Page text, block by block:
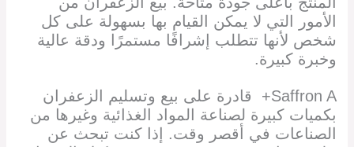
الأمور التي لا يمكن القيام بها بسهولة على كل
شخص لأنها تتطلب إشرافًا مستمرًا ودقة عالية
وخبرة كبيرة.
Saffron A+ قادرة على بيع وتسليم الزعفران
بكميات كبيرة لصناعة المواد الغذائية وغيرها من
الصناعات في أقصر وقت. إذا كنت تبحث عن